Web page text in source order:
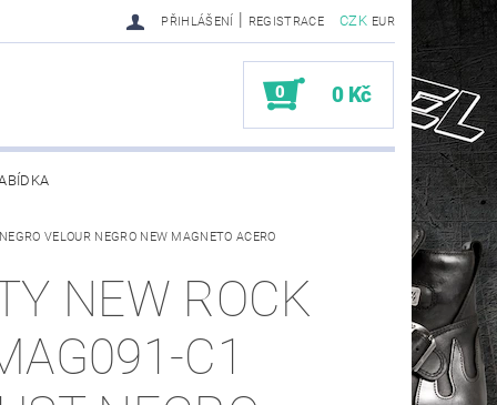
CZK EUR
PŘIHLÁŠENÍ | REGISTRACE
0 0 Kč
SENDRA-SENDRA HANDMADE BIKER BOOTS
VELOUR NEGRO NEW MAGNETO ACERO
NEW ROCK
C1